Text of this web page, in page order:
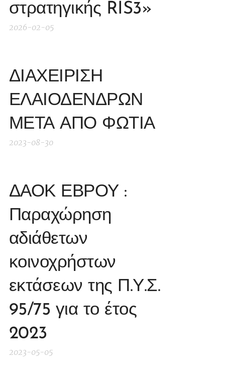
στρατηγικής RIS3»
2026-02-05
ΔΙΑΧΕΙΡΙΣΗ
ΕΛΑΙΟΔΕΝΔΡΩΝ
ΜΕΤΑ ΑΠΟ ΦΩΤΙΑ
2023-08-30
ΔΑΟΚ ΕΒΡΟΥ :
Παραχώρηση
αδιάθετων
κοινοχρήστων
εκτάσεων της Π.Υ.Σ.
95/75 για το έτος
2023
2023-05-05